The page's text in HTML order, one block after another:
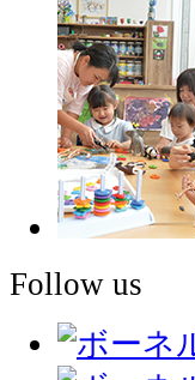
Follow us